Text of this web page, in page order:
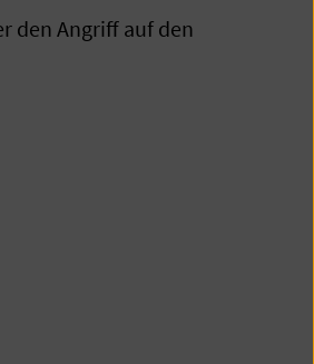
den Angriff auf den